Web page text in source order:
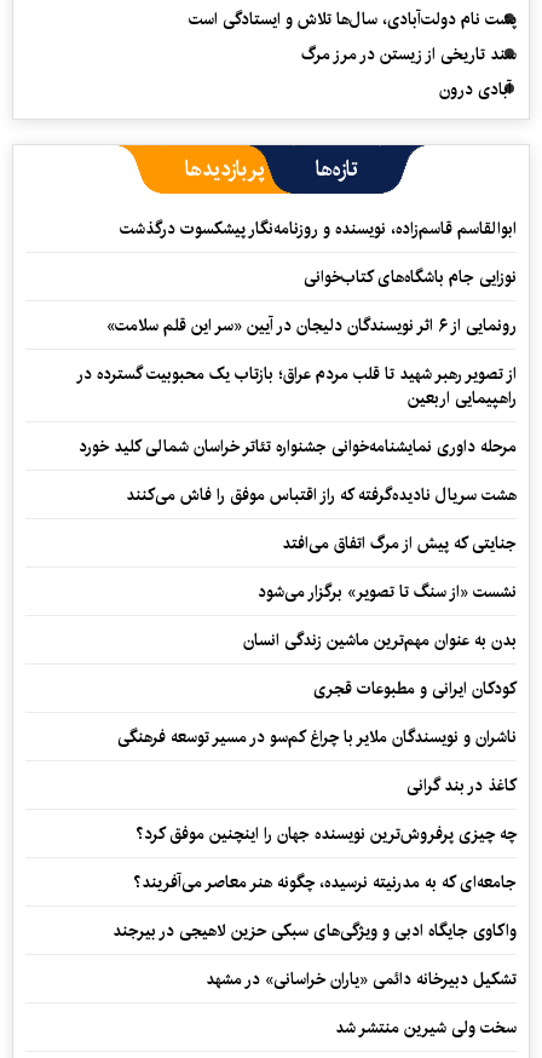
پشت نام دولت‌آبادی، سال‌ها تلاش و ایستادگی است
سند تاریخی از زیستن در مرز مرگ
آبادی درون
تازه‌ها پربازدیدها
ابوالقاسم قاسم‌زاده، نویسنده و روزنامه‌نگار پیشکسوت درگذشت
نوزایی جام باشگاه‌های کتاب‌خوانی
رونمایی از ۶ اثر نویسندگان دلیجان در آیین «سر این قلم سلامت»
از تصویر رهبر شهید تا قلب مردم عراق؛ بازتاب یک محبوبیت گسترده در
راهپیمایی اربعین
مرحله داوری نمایشنامه‌خوانی جشنواره تئاتر خراسان شمالی کلید خورد
هشت سریال نادیده‌گرفته که راز اقتباس موفق را فاش می‌کنند
جنایتی که پیش از مرگ اتفاق می‌افتد
نشست «از سنگ تا تصویر» برگزار می‌شود
بدن به عنوان مهم‌ترین ماشین زندگی انسان
کودکان ایرانی و مطبوعات قجری
ناشران و نویسندگان ملایر با چراغ کم‌سو در مسیر توسعه فرهنگی
کاغذ در بند گرانی
چه چیزی پرفروش‌ترین نویسنده جهان را اینچنین موفق کرد؟
جامعه‌ای که به مدرنیته نرسیده، چگونه هنر معاصر می‌آفریند؟
واکاوی جایگاه ادبی و ویژگی‌های سبکی حزین لاهیجی در بیرجند
تشکیل دبیرخانه دائمی «یاران خراسانی» در مشهد
سخت ولی شیرین منتشر شد